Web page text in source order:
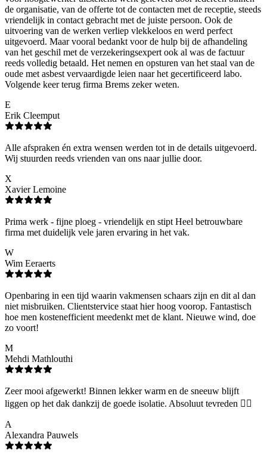
de organisatie, van de offerte tot de contacten met de receptie, steeds
vriendelijk in contact gebracht met de juiste persoon. Ook de
uitvoering van de werken verliep vlekkeloos en werd perfect
uitgevoerd. Maar vooral bedankt voor de hulp bij de afhandeling
van het geschil met de verzekeringsexpert ook al was de factuur
reeds volledig betaald. Het nemen en opsturen van het staal van de
oude met asbest vervaardigde leien naar het gecertificeerd labo.
Volgende keer terug firma Brems zeker weten.
E
Erik Cleemput
Alle afspraken én extra wensen werden tot in de details uitgevoerd.
Wij stuurden reeds vrienden van ons naar jullie door.
X
Xavier Lemoine
Prima werk - fijne ploeg - vriendelijk en stipt Heel betrouwbare
firma met duidelijk vele jaren ervaring in het vak.
W
Wim Eeraerts
Openbaring in een tijd waarin vakmensen schaars zijn en dit al dan
niet misbruiken. Clientstervice staat hier hoog voorop. Fantastisch
hoe men kostenefficient meedenkt met de klant. Nieuwe wind, doe
zo voort!
M
Mehdi Mathlouthi
Zeer mooi afgewerkt! Binnen lekker warm en de sneeuw blijft
liggen op het dak dankzij de goede isolatie. Absoluut tevreden 👌🏻
A
Alexandra Pauwels